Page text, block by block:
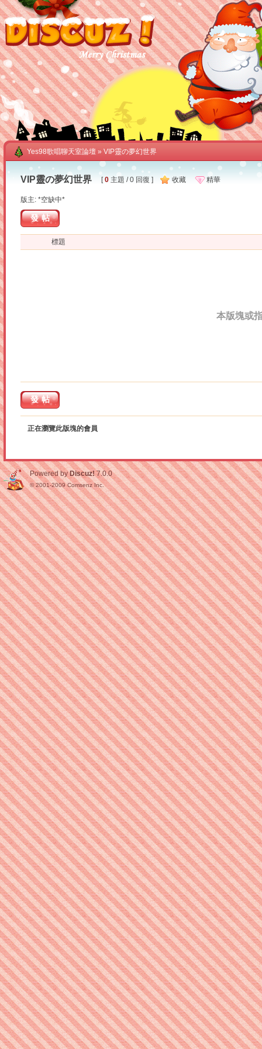
Yes98歌唱聊天室論壇 » VIP靈の夢幻世界
VIP靈の夢幻世界 [0 主題 / 0 回復 ] 收藏 精華
版主: *空缺中*
發帖
標題
本版塊或
發帖
正在瀏覽此版塊的會員
Powered byDiscuz! 7.0.0
© 2001-2009Comsenz Inc.